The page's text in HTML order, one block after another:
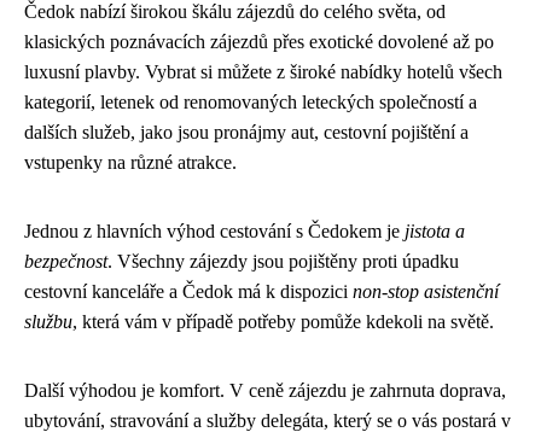
Čedok nabízí širokou škálu zájezdů do celého světa, od
klasických poznávacích zájezdů přes exotické dovolené až po
luxusní plavby. Vybrat si můžete z široké nabídky hotelů všech
kategorií, letenek od renomovaných leteckých společností a
dalších služeb, jako jsou pronájmy aut, cestovní pojištění a
vstupenky na různé atrakce.
Jednou z hlavních výhod cestování s Čedokem je jistota a
bezpečnost. Všechny zájezdy jsou pojištěny proti úpadku
cestovní kanceláře a Čedok má k dispozici non-stop asistenční
službu, která vám v případě potřeby pomůže kdekoli na světě.
Další výhodou je komfort. V ceně zájezdu je zahrnuta doprava,
ubytování, stravování a služby delegáta, který se o vás postará v